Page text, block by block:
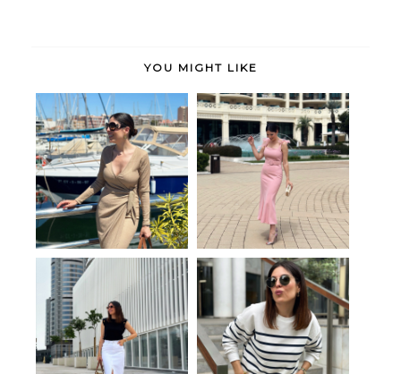
YOU MIGHT LIKE
Gio Sweet me
Tendencia Comfy navy